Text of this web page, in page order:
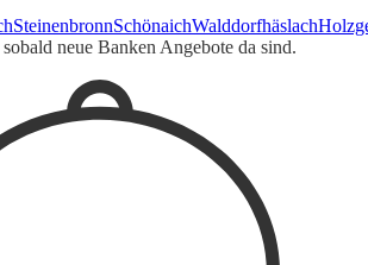
SteinenbronnSchönaichWalddorfhäslach
neue Banken Angebote da sind.